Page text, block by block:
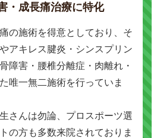
・成長痛治療に特化
の施術を得意としており、そ
アキレス腱炎・シンスプリン
障害・腰椎分離症・肉離れ・
唯一無二施術を行っていま
さんは勿論、プロスポーツ選
の方も多数来院されておりま